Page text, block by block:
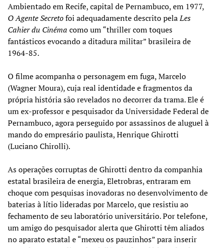
Ambientado em Recife, capital de Pernambuco, em 1977,
O Agente Secretofoi adequadamente descrito pelaLes
Cahier du Cinéma como um “thriller com toques
fantásticos evocando a ditadura militar” brasileira de
1964-85.
O filme acompanha o personagem em fuga, Marcelo
(Wagner Moura), cuja real identidade e fragmentos da
própria história são revelados no decorrer da trama. Ele é
um ex-professor e pesquisador da Universidade Federal de
Pernambuco, agora perseguido por assassinos de aluguel à
mando do empresário paulista, Henrique Ghirotti
(Luciano Chirolli).
As operações corruptas de Ghirotti dentro da companhia
estatal brasileira de energia, Eletrobras, entraram em
choque com pesquisas inovadoras no desenvolvimento de
baterias à lítio lideradas por Marcelo, que resistiu ao
fechamento de seu laboratório universitário. Por telefone,
um amigo do pesquisador alerta que Ghirotti têm aliados
no aparato estatal e “mexeu os pauzinhos” para inserir